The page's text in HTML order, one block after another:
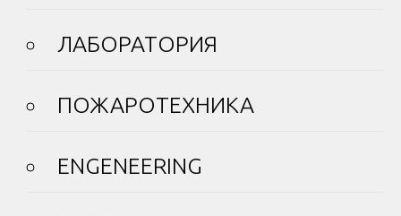
ЛАБОРАТОРИЯ
ПОЖАРОТЕХНИКА
ENGENEERING